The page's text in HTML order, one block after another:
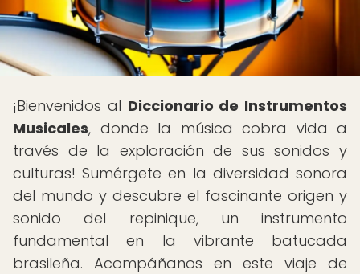
¡Bienvenidos al Diccionario de Instrumentos
Musicales, donde la música cobra vida a
través de la exploración de sus sonidos y
culturas! Sumérgete en la diversidad sonora
del mundo y descubre el fascinante origen y
sonido del repinique, un instrumento
fundamental en la vibrante batucada
brasileña. Acompáñanos en este viaje de